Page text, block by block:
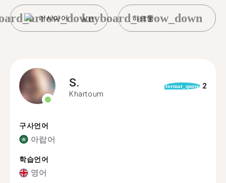
러시아어 하르툼
keyboard_arrow_down
S.
Khartoum
format_quote 2
구사언어
아랍어
학습언어
영어